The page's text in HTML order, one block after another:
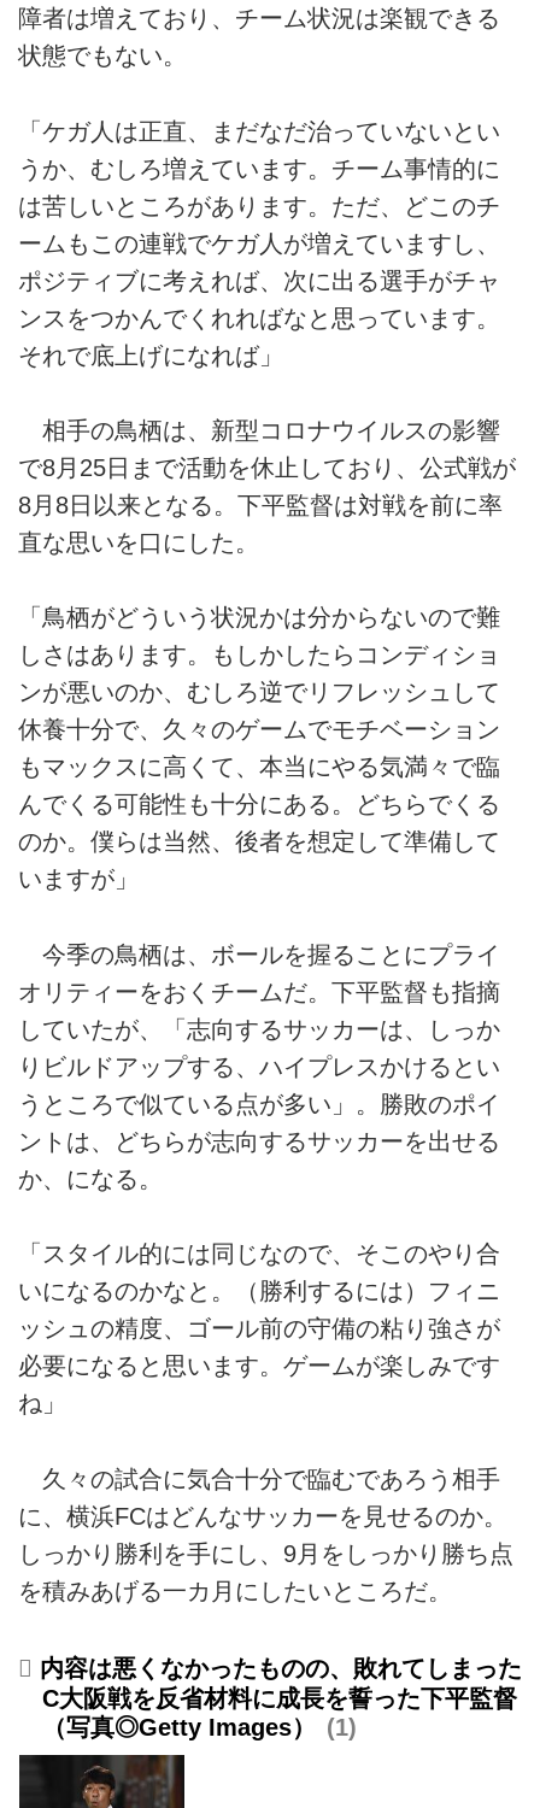
障者は増えており、チーム状況は楽観できる
状態でもない。
「ケガ人は正直、まだなだ治っていないとい
うか、むしろ増えています。チーム事情的に
は苦しいところがあります。ただ、どこのチ
ームもこの連戦でケガ人が増えていますし、
ポジティブに考えれば、次に出る選手がチャ
ンスをつかんでくれればなと思っています。
それで底上げになれば」
相手の鳥栖は、新型コロナウイルスの影響
で8月25日まで活動を休止しており、公式戦が
8月8日以来となる。下平監督は対戦を前に率
直な思いを口にした。
「鳥栖がどういう状況かは分からないので難
しさはあります。もしかしたらコンディショ
ンが悪いのか、むしろ逆でリフレッシュして
休養十分で、久々のゲームでモチベーション
もマックスに高くて、本当にやる気満々で臨
んでくる可能性も十分にある。どちらでくる
のか。僕らは当然、後者を想定して準備して
いますが」
今季の鳥栖は、ボールを握ることにプライ
オリティーをおくチームだ。下平監督も指摘
していたが、「志向するサッカーは、しっか
りビルドアップする、ハイプレスかけるとい
うところで似ている点が多い」。勝敗のポイ
ントは、どちらが志向するサッカーを出せる
か、になる。
「スタイル的には同じなので、そこのやり合
いになるのかなと。（勝利するには）フィニ
ッシュの精度、ゴール前の守備の粘り強さが
必要になると思います。ゲームが楽しみです
ね」
久々の試合に気合十分で臨むであろう相手
に、横浜FCはどんなサッカーを見せるのか。
しっかり勝利を手にし、9月をしっかり勝ち点
を積みあげる一カ月にしたいところだ。
内容は悪くなかったものの、敗れてしまった
C大阪戦を反省材料に成長を誓った下平監督
（写真◎Getty Images）
1